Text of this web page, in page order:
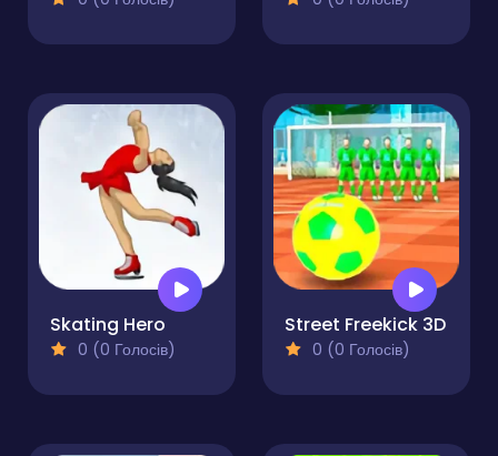
Skating Hero
0 (0 Голосів)
Street Freekick 3D
0 (0 Голосів)